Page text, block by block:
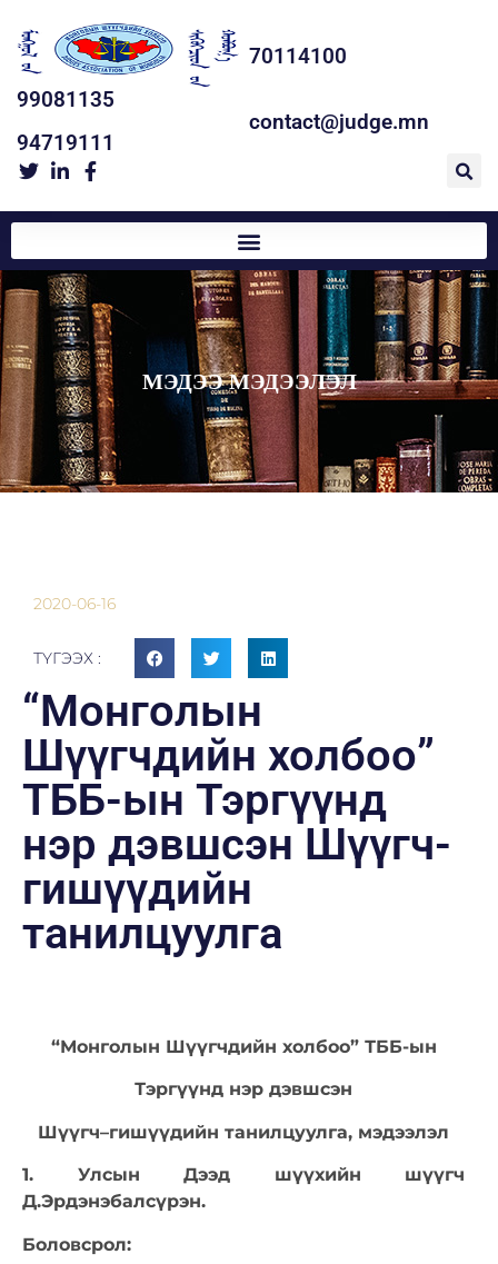
70114100
99081135
94719111
contact@judge.mn
МЭДЭЭ МЭДЭЭЛЭЛ
2020-06-16
ТҮГЭЭХ :
“Монголын
Шүүгчдийн холбоо”
ТББ-ын Тэргүүнд
нэр дэвшсэн Шүүгч-
гишүүдийн
танилцуулга
“Монголын Шүүгчдийн холбоо” ТББ-ын
Тэргүүнд нэр дэвшсэн
Шүүгч–гишүүдийн танилцуулга, мэдээлэл
1. Улсын Дээд шүүхийн шүүгч
Д.Эрдэнэбалсүрэн.
Боловсрол: